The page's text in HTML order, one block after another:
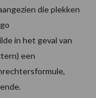
die plekken
in het geval van
een